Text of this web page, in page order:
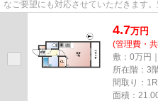
なご要望にも対応させていただきます
4.7万円
(管理費・
敷：0万円
所在階：3
間取り：1R
面積：